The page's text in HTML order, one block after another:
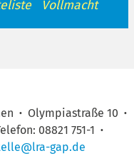
Vollmacht
· Olympiastraße 10 ·
08821 751-1 ·
gap.de